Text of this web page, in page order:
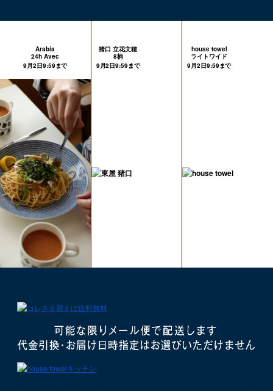
Arabia
24h Avec
9月2日9:59まで
猪口 立花文穂
8柄
9月2日9:59まで
house towel
ライトワイド
9月2日9:59まで